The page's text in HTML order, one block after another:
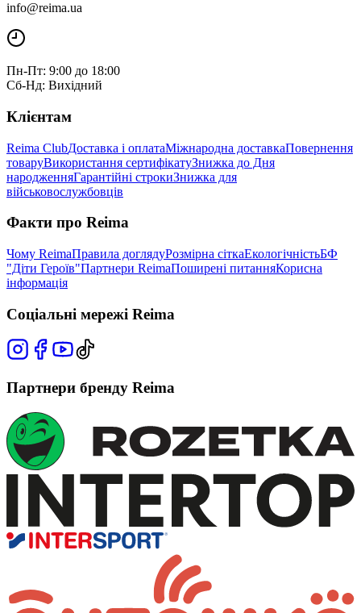
info@reima.ua
Пн-Пт: 9:00 до 18:00
Сб-Нд: Вихідний
Клієнтам
Reima ClubДоставка і оплатаМіжнародна доставкаПовернення
товаруВикористання сертифікатуЗнижка до Дня
народженняГарантійні строкиЗнижка для
військовослужбовців
Факти про Reima
Чому ReimaПравила доглядуРозмірна сіткаЕкологічністьБФ
"Діти Героїв"Партнери ReimaПоширені питанняКорисна
інформація
Соціальні мережі Reima
Партнери бренду Reima